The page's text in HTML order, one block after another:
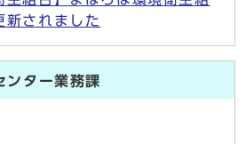
新されました
ンター業務課